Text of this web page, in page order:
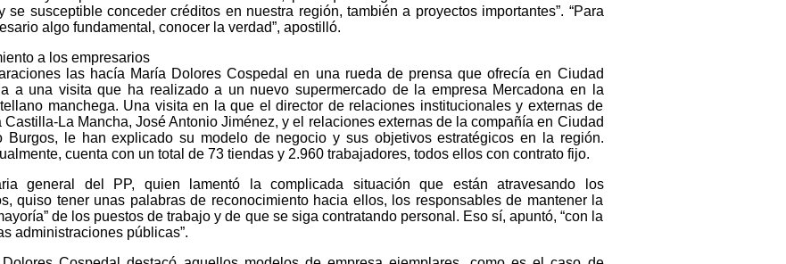
se susceptible conceder créditos en nuestra región, también a proyectos importantes”. “Para
algo fundamental, conocer la verdad”, apostilló.
a los empresarios
las hacía María Dolores Cospedal en una rueda de prensa que ofrecía en Ciudad
a una visita que ha realizado a un nuevo supermercado de la empresa Mercadona en la
manchega. Una visita en la que el director de relaciones institucionales y externas de
Castilla-La Mancha, José Antonio Jiménez, y el relaciones externas de la compañía en Ciudad
Burgos, le han explicado su modelo de negocio y sus objetivos estratégicos en la región.
cuenta con un total de 73 tiendas y 2.960 trabajadores, todos ellos con contrato fijo.
general del PP, quien lamentó la complicada situación que están atravesando los
quiso tener unas palabras de reconocimiento hacia ellos, los responsables de mantener la
de los puestos de trabajo y de que se siga contratando personal. Eso sí, apuntó, “con la
administraciones públicas”.